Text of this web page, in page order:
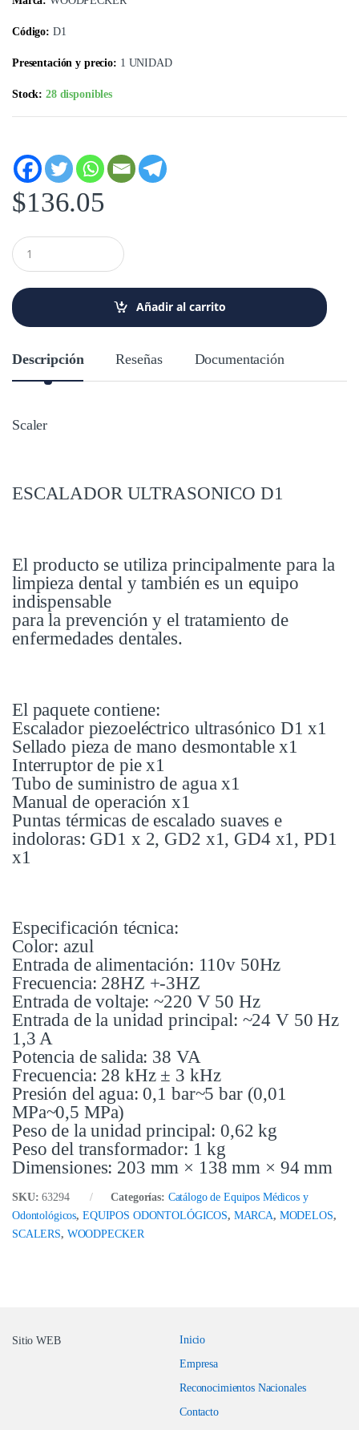
Código: D1
Presentación y precio: 1 UNIDAD
Stock:28 disponibles
$136.05
C
a
i
d
Añadir al carrito
Descripción Reseñas Documentación
Scaler
ESCALADOR ULTRASONICO D1
El producto se utiliza principalmente para la
limpieza dental y también es un equipo
indispensable
para la prevención y el tratamiento de
enfermedades dentales.
El paquete contiene:
Escalador piezoeléctrico ultrasónico D1 x1
Sellado pieza de mano desmontable x1
Interruptor de pie x1
Tubo de suministro de agua x1
Manual de operación x1
Puntas térmicas de escalado suaves e
indoloras: GD1 x 2, GD2 x1, GD4 x1, PD1
x1
Especificación técnica:
Color: azul
Entrada de alimentación: 110v 50Hz
Frecuencia: 28HZ +-3HZ
Entrada de voltaje: ~220 V 50 Hz
Entrada de la unidad principal: ~24 V 50 Hz
1,3 A
Potencia de salida: 38 VA
Frecuencia: 28 kHz ± 3 kHz
Presión del agua: 0,1 bar~5 bar (0,01
MPa~0,5 MPa)
Peso de la unidad principal: 0,62 kg
Peso del transformador: 1 kg
Dimensiones: 203 mm × 138 mm × 94 mm
SKU:63294 Categorías: Catálogo de Equipos Médicos y
Odontológicos, EQUIPOS ODONTOLÓGICOS, MARCA, MODELOS,
SCALERS, WOODPECKER
Sitio WEB
Inicio
Empresa
Reconocimientos Nacionales
Contacto